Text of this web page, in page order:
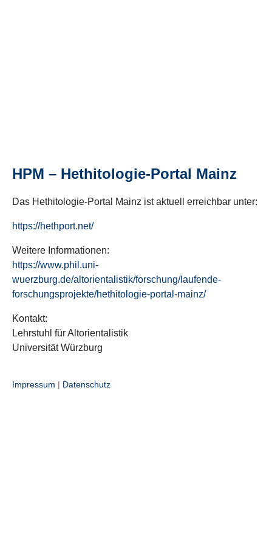
HPM – Hethitologie-Portal Mainz
Das Hethitologie-Portal Mainz ist aktuell erreichbar unter:
https://hethport.net/
Weitere Informationen:
https://www.phil.uni-
wuerzburg.de/altorientalistik/forschung/laufende-
forschungsprojekte/hethitologie-portal-mainz/
Kontakt:
Lehrstuhl für Altorientalistik
Universität Würzburg
Impressum | Datenschutz